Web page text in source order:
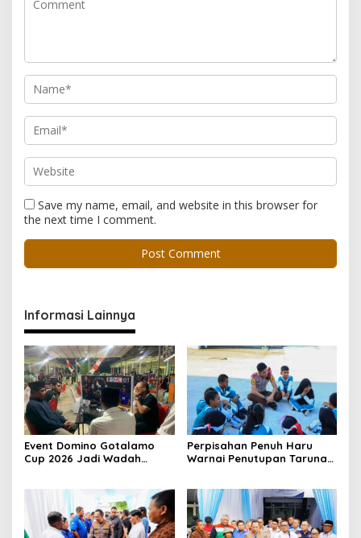
Save my name, email, and website in this browser for
the next time I comment.
Informasi Lainnya
Event Domino Gotalamo
Cup 2026 Jadi Wadah
Morotai
Perpisahan Penuh Haru
Warnai Penutupan Taruna